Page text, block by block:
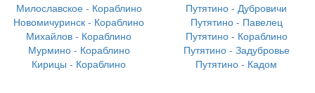
Милославское - Кораблино
Новомичуринск - Кораблино
Михайлов - Кораблино
Мурмино - Кораблино
Кирицы - Кораблино
Путятино - Дубровичи
Путятино - Павелец
Путятино - Кораблино
Путятино - Задубровье
Путятино - Кадом